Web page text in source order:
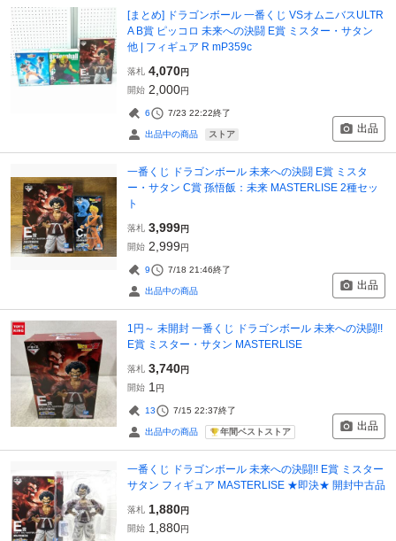
[まとめ] ドラゴンボール 一番くじ VSオムニバスULTR
A B賞 ピッコロ 未来への決闘 E賞 ミスター・サタン
他 | フィギュア R mP359c
落札 4,070円
開始 2,000円
6 7/23 22:22終了
出品中の商品 ストア 出品
一番くじ ドラゴンボール 未来への決闘 E賞 ミスタ
ー・サタン C賞 孫悟飯：未来 MASTERLISE 2種セッ
ト
落札 3,999円
開始 2,999円
9 7/18 21:46終了
出品中の商品 出品
1円～ 未開封 一番くじ ドラゴンボール 未来への決闘!!
E賞 ミスター・サタン MASTERLISE
落札 3,740円
開始 1 円
13 7/15 22:37終了
出品中の商品 年間ベストストア 出品
一番くじ ドラゴンボール 未来への決闘!! E賞 ミスター
サタン フィギュア MASTERLISE ★即決★ 開封中古品
落札 1,880円
開始 1,880円